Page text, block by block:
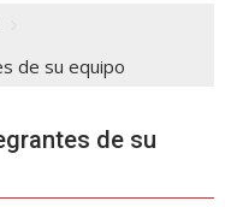
de su equipo
de su